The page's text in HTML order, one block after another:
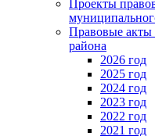
Проекты
Правовые акты
района
2026 год
2025 год
2024 год
2023 год
2022 год
2021 год